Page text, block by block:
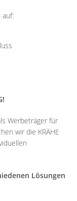
auf:
Werbeträger für
wir die KRÄHE
Lösungen